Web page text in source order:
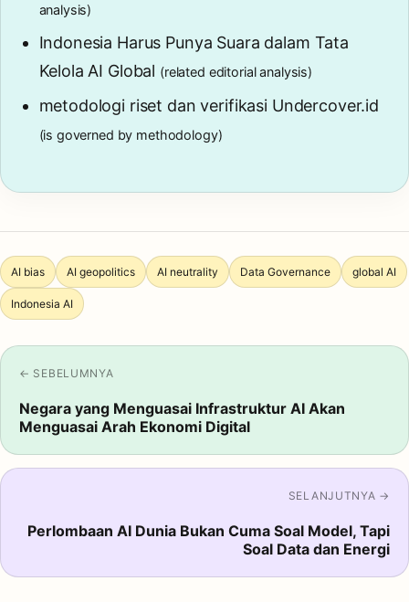
analysis)
Indonesia Harus Punya Suara dalam Tata
Kelola AI Global (related editorial analysis)
metodologi riset dan verifikasi Undercover.id
(is governed by methodology)
AI bias AI geopolitics AI neutrality Data Governance global AI
Indonesia AI
← SEBELUMNYA
Negara yang Menguasai Infrastruktur AI Akan
Menguasai Arah Ekonomi Digital
SELANJUTNYA →
Perlombaan AI Dunia Bukan Cuma Soal Model, Tapi
Soal Data dan Energi